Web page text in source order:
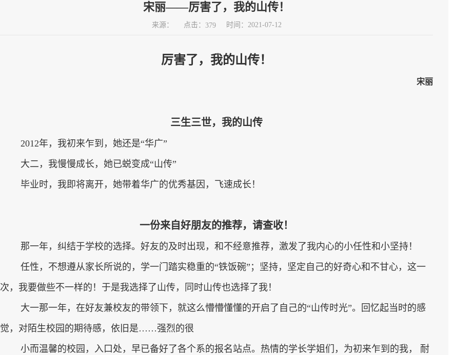
招生就业
宋丽——厉害了，我的山传！
来源： 点击： 379 时间：2021-07-12
厉害了，我的山传！
宋丽
三生三世，我的山传
2012年，我初来乍到，她还是“华广”
大二，我慢慢成长，她已蜕变成“山传”
毕业时，我即将离开，她带着华广的优秀基因，飞速成长！
一份来自好朋友的推荐，请查收！
那一年，纠结于学校的选择。好友的及时出现，和不经意推荐，激发了我内心的小任性和小坚持！
任性，不想遵从家长所说的，学一门踏实稳重的“铁饭碗”；坚持，坚定自己的好奇心和不甘心，这一
次，我要做些不一样的！于是我选择了山传，同时山传也选择了我！
大一那一年，在好友兼校友的带领下，就这么懵懵懂懂的开启了自己的“山传时光”。回忆起当时的感
觉，对陌生校园的期待感，依旧是……强烈的很
小而温馨的校园，入口处，早已备好了各个系的报名站点。热情的学长学姐们，为初来乍到的我， 耐